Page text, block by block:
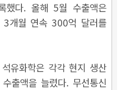
했다. 올해 5월 수출액은
개월 연속 300억 달러를
유화학은 각각 현지 생산
출액을 늘렸다. 무선통신